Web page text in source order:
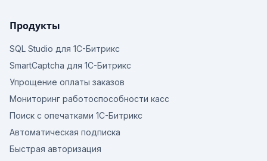
Продукты
SQL Studio для 1С-Битрикс
SmartCaptcha для 1С-Битрикс
Упрощение оплаты заказов
Мониторинг работоспособности касс
Поиск с опечатками 1С-Битрикс
Автоматическая подписка
Быстрая авторизация